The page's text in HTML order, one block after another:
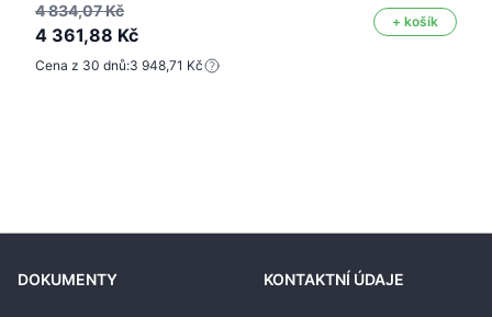
4 834,07 Kč
4 361,88 Kč
+ košík
Cena z 30 dnů:3 948,71 Kč
DOKUMENTY KONTAKTNÍ ÚDAJE